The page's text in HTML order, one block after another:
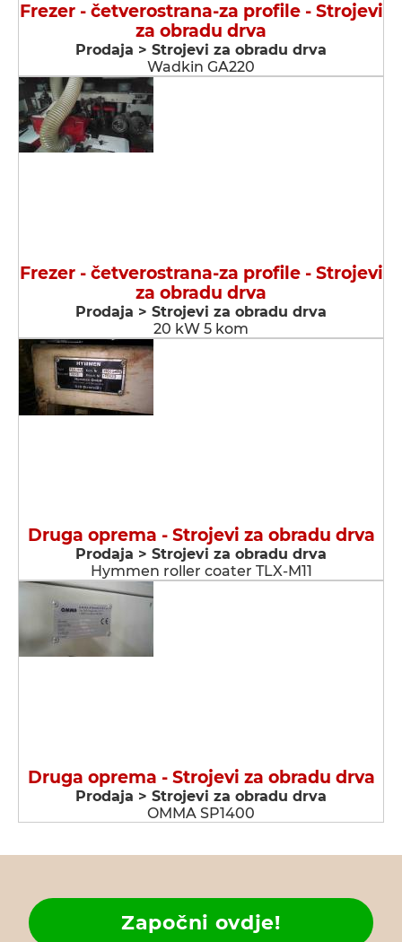
Frezer - četverostrana-za profile - Strojevi
za obradu drva
Prodaja > Strojevi za obradu drva
Wadkin GA220
Frezer - četverostrana-za profile - Strojevi
za obradu drva
Prodaja > Strojevi za obradu drva
20 kW 5 kom
Druga oprema - Strojevi za obradu drva
Prodaja > Strojevi za obradu drva
Hymmen roller coater TLX-M11
Druga oprema - Strojevi za obradu drva
Prodaja > Strojevi za obradu drva
OMMA SP1400
Započni ovdje!